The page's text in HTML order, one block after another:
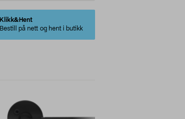
Klikk&Hent
Bestill på nett og hent i butikk